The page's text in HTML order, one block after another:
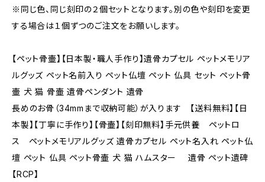
※同じ色、同じ刻印の２個セットとなります。別の色や刻印を変更
する場合は１個ずつのご注文をお願いします。
【ペット骨壷】【日本製・職人手作り】遺骨カプセル ペットメモリア
ルグッズ ペット名前入り ペット仏壇 ペット 仏具 セット ペット骨
壷 犬 猫 骨壷 遺骨ペンダント 遺骨
長めのお骨（34mmまで収納可能）が入ります 【送料無料】【日
本製】【丁寧に手作り】【骨壷】【刻印無料】手元供養 ペットロ
ス ペットメモリアルグッズ 遺骨カプセル ペット名入れ ペット仏
壇 ペット 仏具 ペット骨壷 犬 猫 ハムスター 遺骨 ペット遺碑
【RCP】